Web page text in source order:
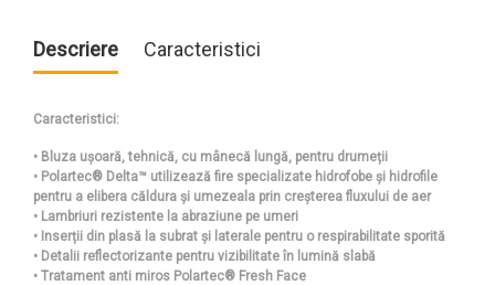
Descriere Caracteristici
Caracteristici:
• Bluza ușoară, tehnică, cu mânecă lungă, pentru drumeții
• Polartec® Delta™ utilizează fire specializate hidrofobe și hidrofile
pentru a elibera căldura și umezeala prin creșterea fluxului de aer
• Lambriuri rezistente la abraziune pe umeri
• Inserții din plasă la subrat și laterale pentru o respirabilitate sporită
• Detalii reflectorizante pentru vizibilitate în lumină slabă
• Tratament anti miros Polartec® Fresh Face